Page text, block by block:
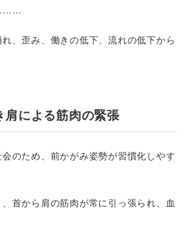
………
、歪み、働きの低下、流れの低下から
による筋肉の緊張
のため、前かがみ姿勢が習慣化しやす
首から肩の筋肉が常に引っ張られ、血